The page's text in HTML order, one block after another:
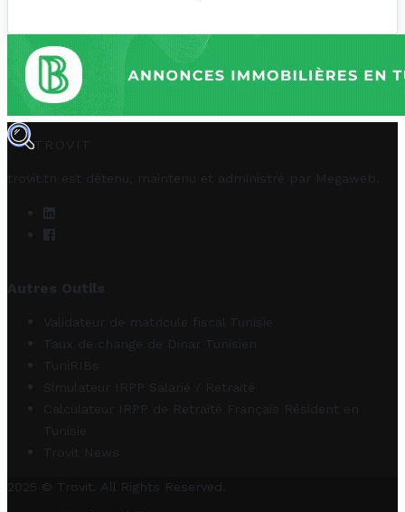
TROVIT
trovit.tn est détenu, maintenu et administré par Megaweb
Autres Outils
Validateur de matricule fiscal Tunisie
Taux de change de Dinar Tunisien
TuniRIBs
Simulateur IRPP Salarié / Retraité
Calculateur IRPP de Retraité Français Résident en
Tunisie
Trovit News
2025 © Trovit. All Rights Reserved.